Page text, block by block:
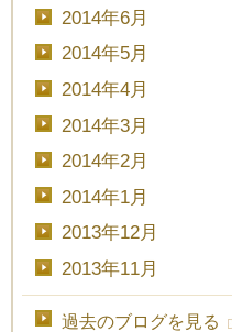
2014年6月
2014年5月
2014年4月
2014年3月
2014年2月
2014年1月
2013年12月
2013年11月
過去のブログを見る